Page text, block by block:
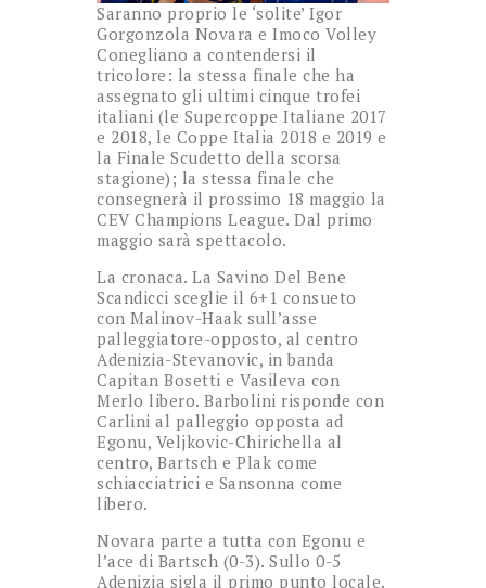
Saranno proprio le ‘solite’ Igor
Gorgonzola Novara e Imoco Volley
Conegliano a contendersi il
tricolore: la stessa finale che ha
assegnato gli ultimi cinque trofei
italiani (le Supercoppe Italiane 2017
e 2018, le Coppe Italia 2018 e 2019 e
la Finale Scudetto della scorsa
stagione); la stessa finale che
consegnerà il prossimo 18 maggio la
CEV Champions League. Dal primo
maggio sarà spettacolo.
La cronaca. La Savino Del Bene
Scandicci sceglie il 6+1 consueto
con Malinov-Haak sull’asse
palleggiatore-opposto, al centro
Adenizia-Stevanovic, in banda
Capitan Bosetti e Vasileva con
Merlo libero. Barbolini risponde con
Carlini al palleggio opposta ad
Egonu, Veljkovic-Chirichella al
centro, Bartsch e Plak come
schiacciatrici e Sansonna come
libero.
Novara parte a tutta con Egonu e
l’ace di Bartsch (0-3). Sullo 0-5
Adenizia sigla il primo punto locale.